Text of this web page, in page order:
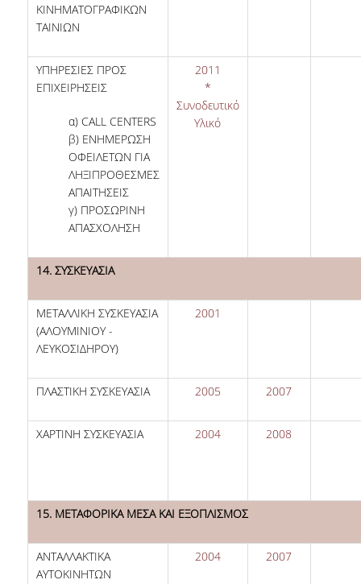
ΚΙΝΗΜΑΤΟΓΡΑΦΙΚΩΝ
ΤΑΙΝΙΩΝ
ΥΠΗΡΕΣΙΕΣ ΠΡΟΣ
ΕΠΙΧΕΙΡΗΣΕΙΣ
α) CALL CENTERS
β) ΕΝΗΜΕΡΩΣΗ
ΟΦΕΙΛΕΤΩΝ ΓΙΑ
ΛΗΞΙΠΡΟΘΕΣΜΕΣ
ΑΠΑΙΤΗΣΕΙΣ
γ) ΠΡΟΣΩΡΙΝΗ
ΑΠΑΣΧΟΛΗΣΗ
2011
*
Συνοδευτικό
Υλικό
14. ΣΥΣΚΕΥΑΣΙΑ
ΜΕΤΑΛΛΙΚΗ ΣΥΣΚΕΥΑΣΙΑ
(ΑΛΟΥΜΙΝΙΟΥ -
ΛΕΥΚΟΣΙΔΗΡΟΥ)
2001
ΠΛΑΣΤΙΚΗ ΣΥΣΚΕΥΑΣΙΑ 2005 2007
ΧΑΡΤΙΝΗ ΣΥΣΚΕΥΑΣΙΑ 2004 2008
15. ΜΕΤΑΦΟΡΙΚΑ ΜΕΣΑ ΚΑΙ ΕΞΟΠΛΙΣΜΟΣ
ΑΝΤΑΛΛΑΚΤΙΚΑ
ΑΥΤΟΚΙΝΗΤΩΝ
2004 2007